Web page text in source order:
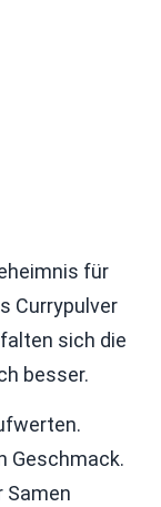
für
Currypulver
sich die
besser.
Geschmack.
Samen